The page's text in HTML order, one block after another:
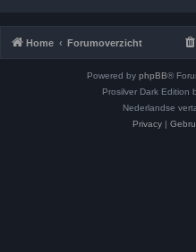
Home Forumoverzicht
Powered by phpBB®
Prosilver Dark Edition
Nederlandse
Privacy |